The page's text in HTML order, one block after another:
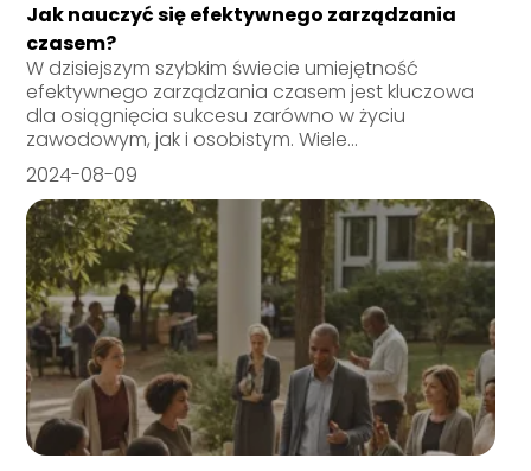
Jak nauczyć się efektywnego zarządzania
czasem?
W dzisiejszym szybkim świecie umiejętność
efektywnego zarządzania czasem jest kluczowa
dla osiągnięcia sukcesu zarówno w życiu
zawodowym, jak i osobistym. Wiele...
2024-08-09